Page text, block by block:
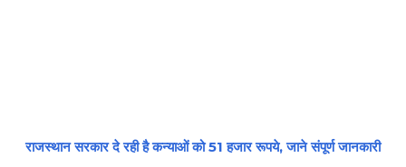
राजस्थान सरकार दे रही है कन्याओं को 51 हजार रूपये, जाने संपूर्ण जानकारी